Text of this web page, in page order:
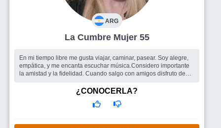
ARG
La Cumbre Mujer 55
En mi tiempo libre me gusta viajar, caminar, pasear. Soy alegre,
empática, y me encanta escuchar música.Considero importante
la amistad y la fidelidad. Cuando salgo con amigos disfruto de
¿CONOCERLA?